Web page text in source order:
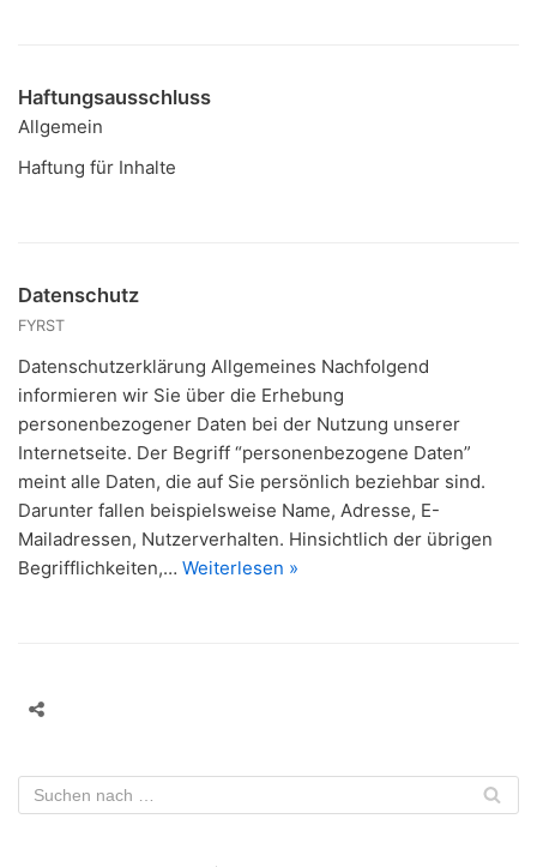
Haftungsausschluss
Allgemein
Haftung für Inhalte
Datenschutz
FYRST
Datenschutzerklärung Allgemeines Nachfolgend
informieren wir Sie über die Erhebung
personenbezogener Daten bei der Nutzung unserer
Internetseite. Der Begriff “personenbezogene Daten”
meint alle Daten, die auf Sie persönlich beziehbar sind.
Darunter fallen beispielsweise Name, Adresse, E-
Mailadressen, Nutzerverhalten. Hinsichtlich der übrigen
Begrifflichkeiten,… Weiterlesen »